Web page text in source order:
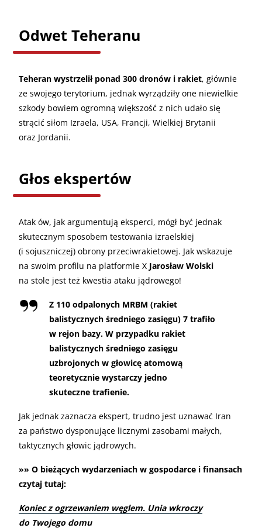
Odwet Teheranu
Teheran wystrzelił ponad 300 dronów i rakiet, głównie
ze swojego terytorium, jednak wyrządziły one niewielkie
szkody bowiem ogromną większość z nich udało się
strącić siłom Izraela, USA, Francji, Wielkiej Brytanii
oraz Jordanii.
Głos ekspertów
Atak ów, jak argumentują eksperci, mógł być jednak
skutecznym sposobem testowania izraelskiej
(i sojuszniczej) obrony przeciwrakietowej. Jak wskazuje
na swoim profilu na platformie X Jarosław Wolski
na stole jest też kwestia ataku jądrowego!
Z 110 odpalonych MRBM (rakiet
balistycznych średniego zasięgu) 7 trafiło
w rejon bazy. W przypadku rakiet
balistycznych średniego zasięgu
uzbrojonych w głowicę atomową
teoretycznie wystarczy jedno
skuteczne trafienie.
Jak jednak zaznacza ekspert, trudno jest uznawać Iran
za państwo dysponujące licznymi zasobami małych,
taktycznych głowic jądrowych.
»» O bieżących wydarzeniach w gospodarce i finansach
czytaj tutaj:
Koniec z ogrzewaniem węglem. Unia wkroczy
do Twojego domu